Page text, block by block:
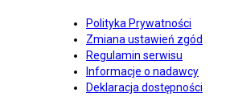
Polityka Prywatności
Zmiana ustawień zgód
Regulamin serwisu
Informacje o nadawcy
Deklaracja dostępności